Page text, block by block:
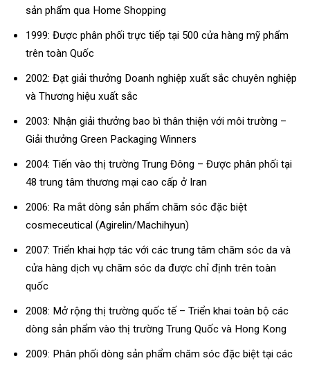
sản phẩm qua Home Shopping
1999: Được phân phối trực tiếp tại 500 cửa hàng mỹ phẩm
trên toàn Quốc
2002: Đạt giải thưởng Doanh nghiệp xuất sắc chuyên nghiệp
và Thương hiệu xuất sắc
2003: Nhận giải thưởng bao bì thân thiện với môi trường –
Giải thưởng Green Packaging Winners
2004: Tiến vào thị trường Trung Đông – Được phân phối tại
48 trung tâm thương mại cao cấp ở Iran
2006: Ra mắt dòng sản phẩm chăm sóc đặc biệt
cosmeceutical (Agirelin/Machihyun)
2007: Triển khai hợp tác với các trung tâm chăm sóc da và
cửa hàng dịch vụ chăm sóc da được chỉ định trên toàn
quốc
2008: Mở rộng thị trường quốc tế – Triển khai toàn bộ các
dòng sản phẩm vào thị trường Trung Quốc và Hong Kong
2009: Phân phối dòng sản phẩm chăm sóc đặc biệt tại các